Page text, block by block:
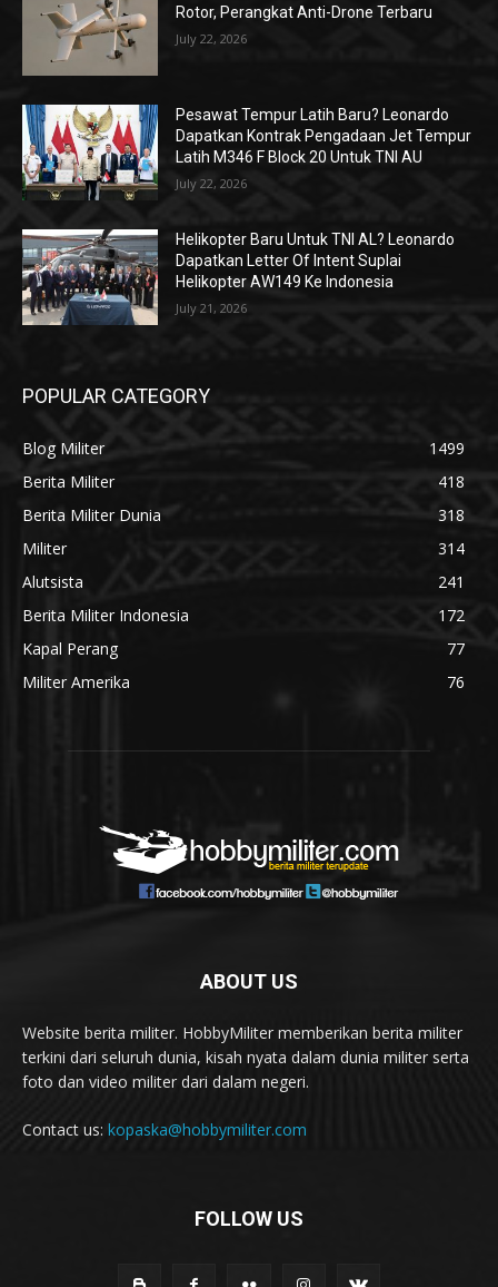
Rotor, Perangkat Anti-Drone Terbaru
July 22, 2026
Pesawat Tempur Latih Baru? Leonardo
Dapatkan Kontrak Pengadaan Jet Tempur
Latih M346 F Block 20 Untuk TNI AU
July 22, 2026
Helikopter Baru Untuk TNI AL? Leonardo
Dapatkan Letter Of Intent Suplai
Helikopter AW149 Ke Indonesia
July 21, 2026
POPULAR CATEGORY
Blog Militer
1499
Berita Militer
418
Berita Militer Dunia
318
Militer
314
Alutsista
241
Berita Militer Indonesia
172
Kapal Perang
77
Militer Amerika
76
ABOUT US
Website berita militer. HobbyMiliter memberikan berita militer
terkini dari seluruh dunia, kisah nyata dalam dunia militer serta
foto dan video militer dari dalam negeri.
Contact us: kopaska@hobbymiliter.com
FOLLOW US